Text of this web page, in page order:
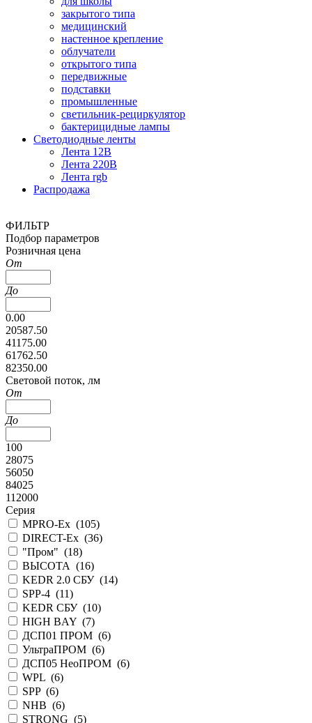
закрытого типа
медицинский
настенное крепление
облучатели
открытого типа
передвижные
подставки
промышленные
светильник-рециркулятор
бактерицидные лампы
Светодиодные ленты
Лента 12В
Лента 220В
Лента rgb
Распродажа
ФИЛЬТР
Подбор параметров
Розничная цена
От
До
0.00
20587.50
41175.00
61762.50
82350.00
Cветовой поток, лм
От
До
100
28075
56050
84025
112000
Серия
MPRO-Ex (105)
DIRECT-Ex (36)
"Пром" (18)
ВЫСОТА (16)
KEDR 2.0 СБУ (14)
SPP-4 (11)
KEDR СБУ (10)
HIGH BAY (7)
ДСП01 ПРОМ (6)
УльтраПРОМ (6)
ДСП05 НеоПРОМ (6)
WPL (6)
SPP (6)
NHB (6)
STRONG (5)